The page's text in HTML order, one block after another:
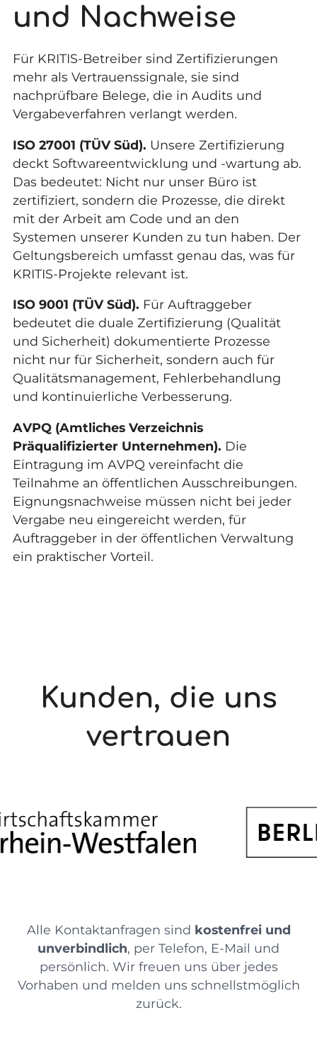
und Nachweise
Für KRITIS-Betreiber sind Zertifizierungen
mehr als Vertrauenssignale, sie sind
nachprüfbare Belege, die in Audits und
Vergabeverfahren verlangt werden.
ISO 27001 (TÜV Süd). Unsere Zertifizierung
deckt Softwareentwicklung und -wartung ab.
Das bedeutet: Nicht nur unser Büro ist
zertifiziert, sondern die Prozesse, die direkt
mit der Arbeit am Code und an den
Systemen unserer Kunden zu tun haben. Der
Geltungsbereich umfasst genau das, was für
KRITIS-Projekte relevant ist.
ISO 9001 (TÜV Süd). Für Auftraggeber
bedeutet die duale Zertifizierung (Qualität
und Sicherheit) dokumentierte Prozesse
nicht nur für Sicherheit, sondern auch für
Qualitätsmanagement, Fehlerbehandlung
und kontinuierliche Verbesserung.
AVPQ (Amtliches Verzeichnis
Präqualifizierter Unternehmen). Die
Eintragung im AVPQ vereinfacht die
Teilnahme an öffentlichen Ausschreibungen.
Eignungsnachweise müssen nicht bei jeder
Vergabe neu eingereicht werden, für
Auftraggeber in der öffentlichen Verwaltung
ein praktischer Vorteil.
Kunden, die uns
vertrauen
Alle Kontaktanfragen sind kostenfrei und
unverbindlich, per Telefon, E-Mail und
persönlich. Wir freuen uns über jedes
Vorhaben und melden uns schnellstmöglich
zurück.